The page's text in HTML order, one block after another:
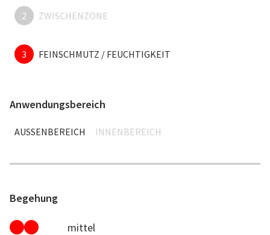
2 ZWISCHENZONE
3 FEINSCHMUTZ / FEUCHTIGKEIT
Anwendungsbereich
AUSSENBEREICH INNENBEREICH
Begehung
mittel